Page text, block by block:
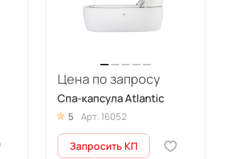
Цена по запросу
Спа-капсула Atlantic
5 Арт. 16052
Запросить КП